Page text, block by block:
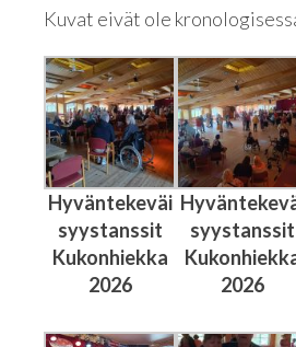
Kuvat eivät ole
Hyväntekeväi
syystanssit
Kukonhiekka
2026
syystanssit
2026